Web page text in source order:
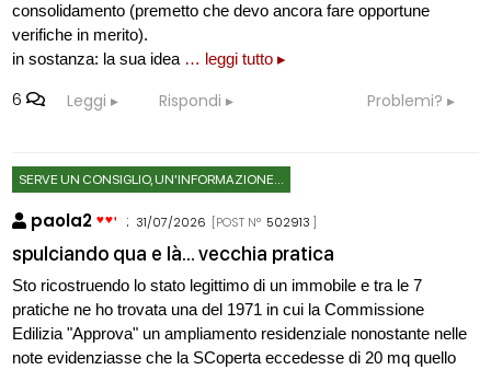
consolidamento (premetto che devo ancora fare opportune
verifiche in merito).
in sostanza: la sua idea … leggi tutto ▸
6 Leggi Rispondi Problemi?
SERVE UN CONSIGLIO, UN'INFORMAZIONE...
paola2 : 31/07/2026 [POST N° 502913 ]
spulciando qua e là... vecchia pratica
Sto ricostruendo lo stato legittimo di un immobile e tra le 7
pratiche ne ho trovata una del 1971 in cui la Commissione
Edilizia "Approva" un ampliamento residenziale nonostante nelle
note evidenziasse che la SCoperta eccedesse di 20 mq quello